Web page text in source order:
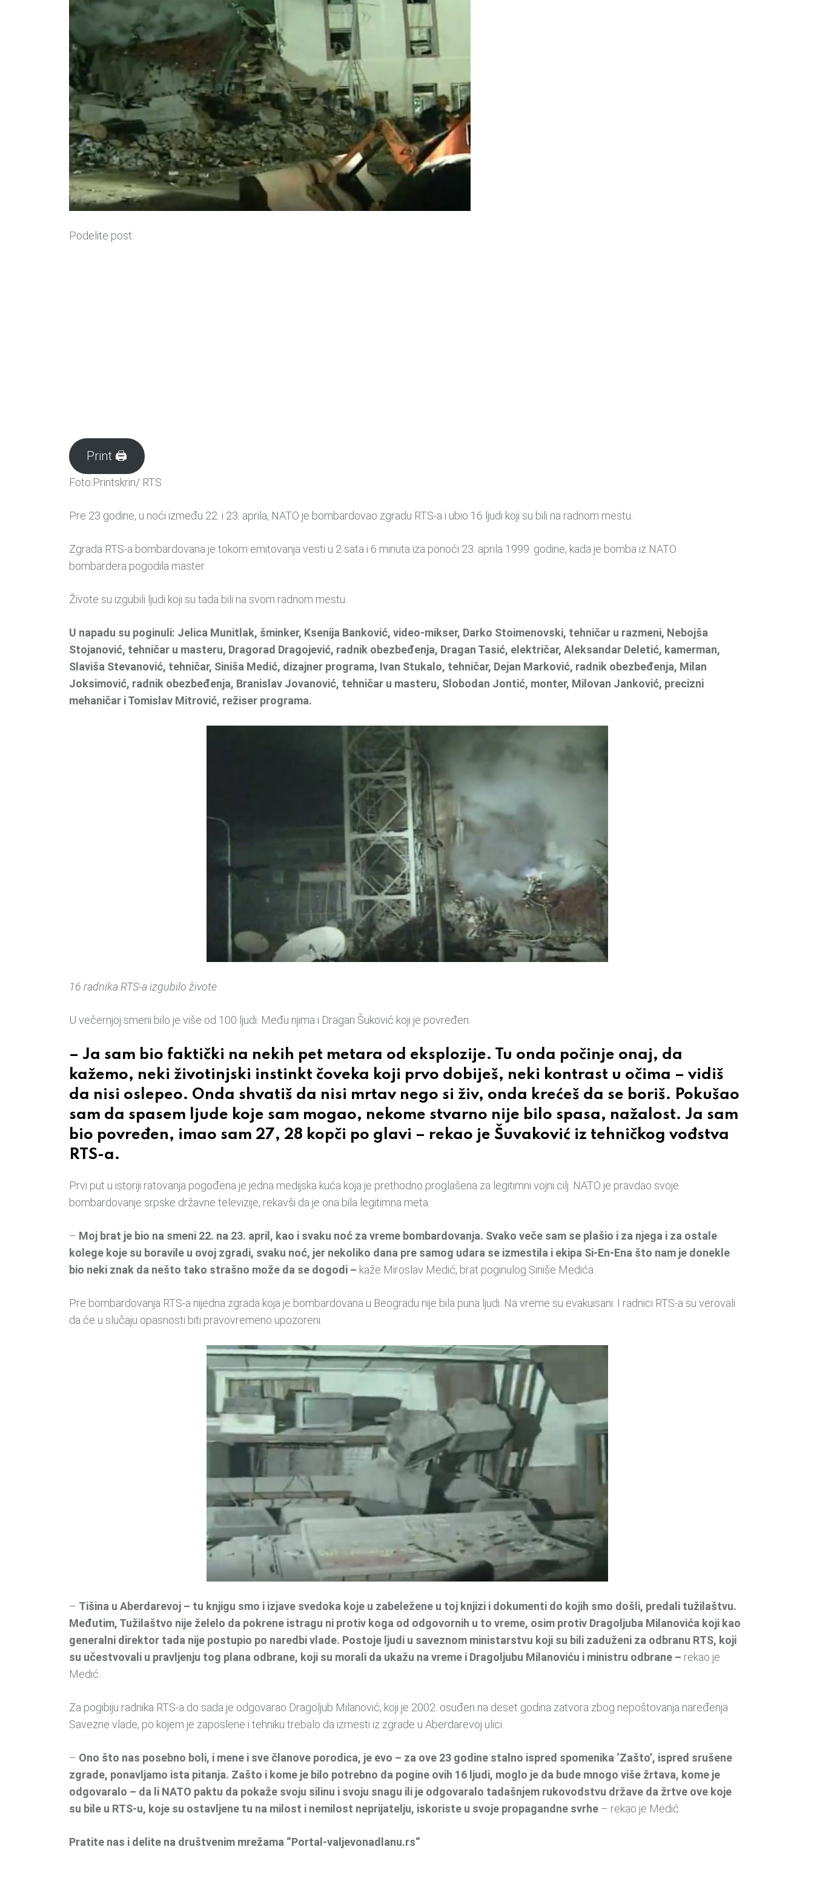
Podelite post:
Print 🖨
Foto:Printskrin/ RTS
Pre 23 godine, u noći između 22. i 23. aprila, NATO je bombardovao zgradu RTS-a i ubio 16 ljudi koji su bili na radnom mestu.
Zgrada RTS-a bombardovana je tokom emitovanja vesti u 2 sata i 6 minuta iza ponoći 23. aprila 1999. godine, kada je bomba iz NATO
bombardera pogodila master.
Živote su izgubili ljudi koji su tada bili na svom radnom mestu.
U napadu su poginuli: Jelica Munitlak, šminker, Ksenija Banković, video-mikser, Darko Stoimenovski, tehničar u razmeni, Nebojša
Stojanović, tehničar u masteru, Dragorad Dragojević, radnik obezbeđenja, Dragan Tasić, električar, Aleksandar Deletić, kamerman,
Slaviša Stevanović, tehničar, Siniša Medić, dizajner programa, Ivan Stukalo, tehničar, Dejan Marković, radnik obezbeđenja, Milan
Joksimović, radnik obezbeđenja, Branislav Jovanović, tehničar u masteru, Slobodan Jontić, monter, Milovan Janković, precizni
mehaničar i Tomislav Mitrović, režiser programa.
16 radnika RTS-a izgubilo živote
U večernjoj smeni bilo je više od 100 ljudi. Među njima i Dragan Šuković koji je povređen.
– Ja sam bio faktički na nekih pet metara od eksplozije. Tu onda počinje onaj, da
kažemo, neki životinjski instinkt čoveka koji prvo dobiješ, neki kontrast u očima – vidiš
da nisi oslepeo. Onda shvatiš da nisi mrtav nego si živ, onda krećeš da se boriš. Pokušao
sam da spasem ljude koje sam mogao, nekome stvarno nije bilo spasa, nažalost. Ja sam
bio povređen, imao sam 27, 28 kopči po glavi – rekao je Šuvaković iz tehničkog vođstva
RTS-a.
Prvi put u istoriji ratovanja pogođena je jedna medijska kuća koja je prethodno proglašena za legitimni vojni cilj. NATO je pravdao svoje
bombardovanje srpske državne televizije, rekavši da je ona bila legitimna meta.
– Moj brat je bio na smeni 22. na 23. april, kao i svaku noć za vreme bombardovanja. Svako veče sam se plašio i za njega i za ostale
kolege koje su boravile u ovoj zgradi, svaku noć, jer nekoliko dana pre samog udara se izmestila i ekipa Si-En-Ena što nam je donekle
bio neki znak da nešto tako strašno može da se dogodi – kaže Miroslav Medić, brat poginulog Siniše Medića.
Pre bombardovanja RTS-a nijedna zgrada koja je bombardovana u Beogradu nije bila puna ljudi. Na vreme su evakuisani. I radnici RTS-a su verovali
da će u slučaju opasnosti biti pravovremeno upozoreni.
– Tišina u Aberdarevoj – tu knjigu smo i izjave svedoka koje u zabeležene u toj knjizi i dokumenti do kojih smo došli, predali tužilaštvu.
Međutim, Tužilaštvo nije želelo da pokrene istragu ni protiv koga od odgovornih u to vreme, osim protiv Dragoljuba Milanovića koji kao
generalni direktor tada nije postupio po naredbi vlade. Postoje ljudi u saveznom ministarstvu koji su bili zaduženi za odbranu RTS, koji
su učestvovali u pravljenju tog plana odbrane, koji su morali da ukažu na vreme i Dragoljubu Milanoviću i ministru odbrane – rekao je
Medić.
Za pogibiju radnika RTS-a do sada je odgovarao Dragoljub Milanović, koji je 2002. osuđen na deset godina zatvora zbog nepoštovanja naređenja
Savezne vlade, po kojem je zaposlene i tehniku trebalo da izmesti iz zgrade u Aberdarevoj ulici.
– Ono što nas posebno boli, i mene i sve članove porodica, je evo – za ove 23 godine stalno ispred spomenika ‘Zašto’, ispred srušene
zgrade, ponavljamo ista pitanja. Zašto i kome je bilo potrebno da pogine ovih 16 ljudi, moglo je da bude mnogo više žrtava, kome je
odgovaralo – da li NATO paktu da pokaže svoju silinu i svoju snagu ili je odgovaralo tadašnjem rukovodstvu države da žrtve ove koje
su bile u RTS-u, koje su ostavljene tu na milost i nemilost neprijatelju, iskoriste u svoje propagandne svrhe – rekao je Medić.
Pratite nas i delite na društvenim mrežama “Portal-valjevonadlanu.rs“